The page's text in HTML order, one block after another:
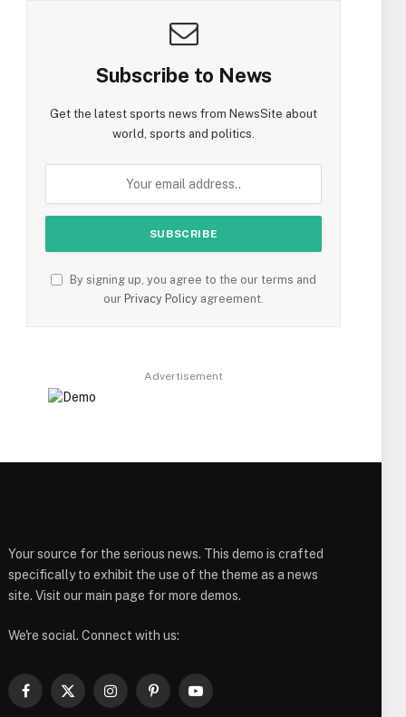
Subscribe to News
Get the latest sports news from NewsSite about
world, sports and politics.
By signing up, you agree to the our terms and
our Privacy Policy agreement.
Advertisement
Your source for the serious news. This demo is crafted
specifically to exhibit the use of the theme as a news
site. Visit our main page for more demos.
We're social. Connect with us:
Facebook
X
InstagramPinterestYouTube